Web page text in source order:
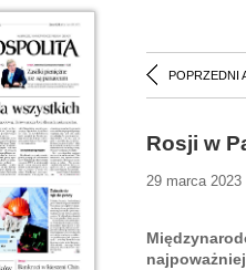
POPRZEDNI
Rosji w
29 marca 2023